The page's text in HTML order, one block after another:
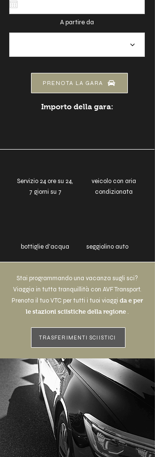
A partire da
PRENOTA LA GARA
Importo della gara:
Servizio 24 ore su 24,
7 giorni su 7
bottiglie d'acqua
veicolo con aria
condizionata
seggiolino auto
Stai programmando una vacanza sugli sci?
Viaggia in tutta tranquillità con AVF Transport.
Prenota il tuo VTC per tutti i tuoi viaggi da e per
le stazioni sciistiche della regione.
TRASFERIMENTI SCIISTICI